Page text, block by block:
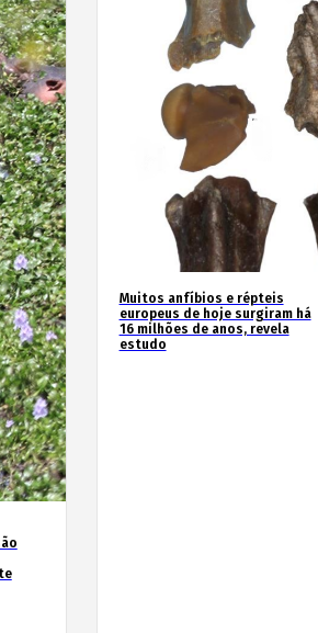
Muitos anfíbios e répteis
europeus de hoje surgiram há
16 milhões de anos, revela
estudo